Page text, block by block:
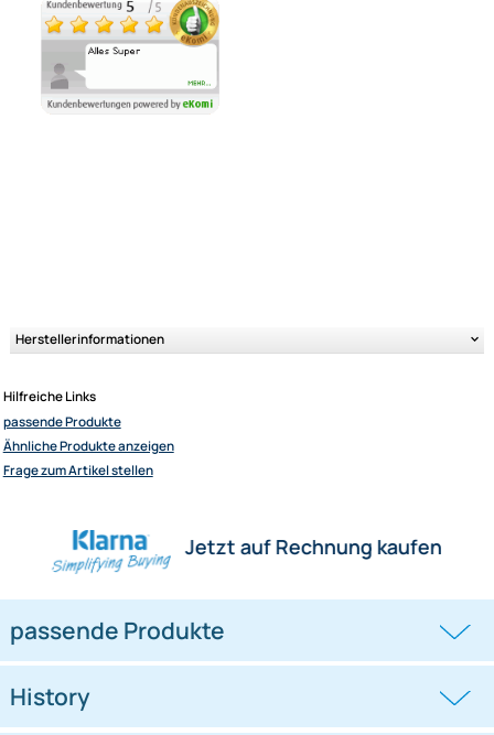
Herstellerinformationen
passende Produkte
Ähnliche Produkte anzeigen
Frage zum Artikel stellen
Ähnliche Produkte anzeigen